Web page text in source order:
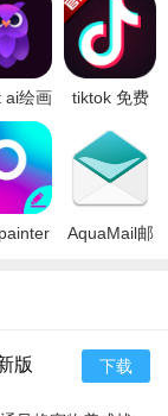
择不同的风格进
片或头像，让App
希望满足大家的
ai绘画
下载
卓最
官方版
tiktok 免费
2024最新版
v35.6.3 安
卓版
AquaMail邮
版
下载